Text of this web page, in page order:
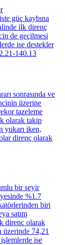
güç kaybına
ilk direnç
de geçilmesi
ise destekler
140.13
sonrasında ve
üzerine
tazeleme
olarak takip
yukarı iken,
direnç olarak
bir seyir
%1.7
biri
satım
direnç olarak
üzerinde 74,21
ise